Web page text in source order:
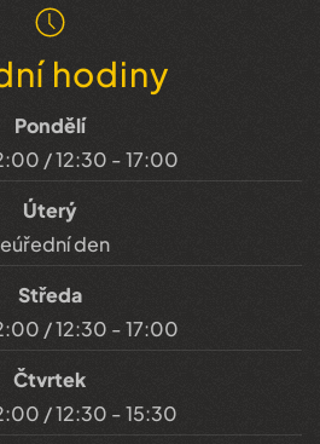
hodiny
Pondělí
/ 12:30 - 17:00
Úterý
den
Středa
/ 12:30 - 17:00
Čtvrtek
/ 12:30 - 15:30